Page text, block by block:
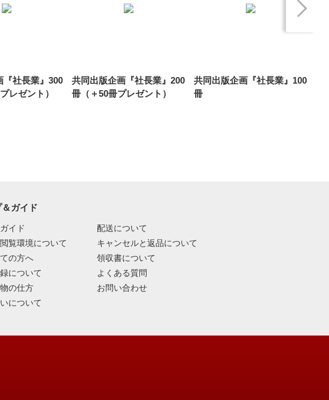
『社長業』300
レゼント）
共同出版企画『社長業』200
冊（＋50冊プレゼント）
共同出版企画『社長業』100
冊
ガイド
イド
覧環境について
の方へ
について
の仕方
について
配送について
キャンセルと返品について
領収書について
よくある質問
お問い合わせ